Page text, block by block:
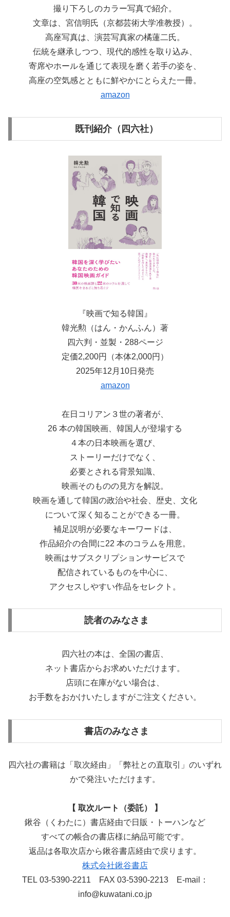
撮り下ろしのカラー写真で紹介。
文章は、宮信明氏（京都芸術大学准教授）。
高座写真は、演芸写真家の橘蓮二氏。
伝統を継承しつつ、現代的感性を取り込み、
寄席やホールを通じて表現を磨く若手の姿を、
高座の空気感とともに鮮やかにとらえた一冊。
amazon
既刊紹介（四六社）
『映画で知る韓国』
韓光勲（はん・かんふん）著
四六判・並製・288ページ
定価2,200円（本体2,000円）
2025年12月10日発売
amazon
在日コリアン３世の著者が、
26 本の韓国映画、韓国人が登場する
４本の日本映画を選び、
ストーリーだけでなく、
必要とされる背景知識、
映画そのものの見方を解説。
映画を通して韓国の政治や社会、歴史、文化
について深く知ることができる一冊。
補足説明が必要なキーワードは、
作品紹介の合間に22 本のコラムを用意。
映画はサブスクリプションサービスで
配信されているものを中心に、
アクセスしやすい作品をセレクト。
読者のみなさま
四六社の本は、全国の書店、
ネット書店からお求めいただけます。
店頭に在庫がない場合は、
お手数をおかけいたしますがご注文ください。
書店のみなさま
四六社の書籍は「取次経由」「弊社との直取引」のいずれ
かで発注いただけます。
【 取次ルート（委託） 】
鍬谷（くわたに）書店経由で日販・トーハンなど
すべての帳合の書店様に納品可能です。
返品は各取次店から鍬谷書店経由で戻ります。
株式会社鍬谷書店
TEL 03-5390-2211 FAX 03-5390-2213 E-mail：
info@kuwatani.co.jp